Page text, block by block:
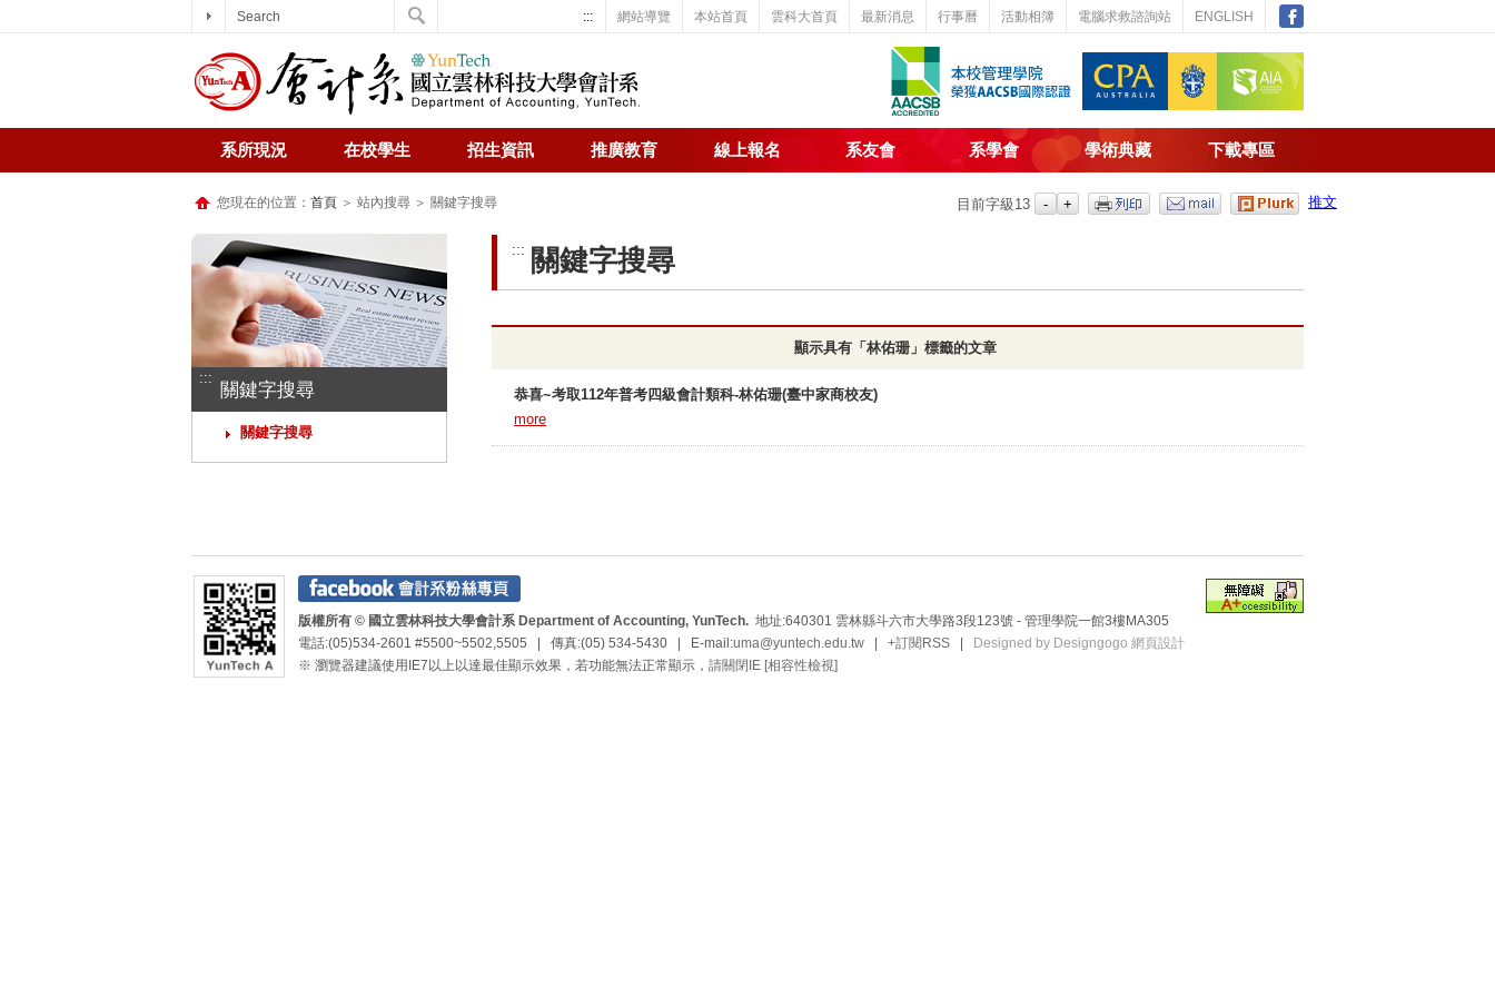
ENGLISH
電腦求救諮詢站
活動相簿
行事曆
最新消息
雲科大首頁
本站首頁
網站導覽
:::
系所現況 在校學生 招生資訊 推廣教育 線上報名 系友會 系學會 學術典藏 下載專區
您現在的位置： 首頁 ＞ 站內搜尋 ＞ 關鍵字搜尋 推文
目前字級 13
:::
關鍵字搜尋
關鍵字搜尋
::: 關鍵字搜尋
顯示具有「林佑珊」標籤的文章
恭喜~考取112年普考四級會計類科-林佑珊(臺中家商校友)
more
版權所有 © 國立雲林科技大學會計系 Department of Accounting, YunTech. 地址:640301 雲林縣斗六市大學路3段123號 - 管理學院一館3樓MA305
電話:(05)534-2601 #5500~5502,5505 | 傳真:(05) 534-5430 | E-mail:uma@yuntech.edu.tw +訂閱RSS
Designed by Designgogo 網頁設計
※ 瀏覽器建議使用IE7以上以達最佳顯示效果，若功能無法正常顯示， 請關閉IE [相容性檢視]
Search